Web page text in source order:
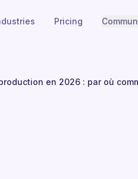
Pricing
en 2026 : par où